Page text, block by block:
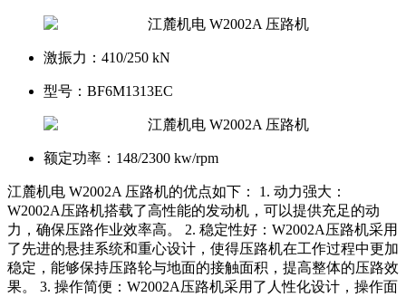
激振力： 410/250 kN
型号： BF6M1313EC
额定功率： 148/2300 kw/rpm
江麓机电 W2002A 压路机的优点如下： 1. 动力强大：
W2002A压路机搭载了高性能的发动机，可以提供充足的动
力，确保压路作业效率高。 2. 稳定性好：W2002A压路机采用
了先进的悬挂系统和重心设计，使得压路机在工作过程中更加
稳定，能够保持压路轮与地面的接触面积，提高整体的压路效
果。 3. 操作简便：W2002A压路机采用了人性化设计，操作面